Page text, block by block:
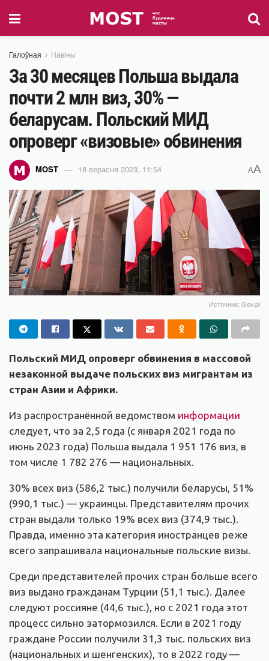
Галоўная Навіны
За 30 месяцев Польша выдала
почти 2 млн виз, 30% —
беларусам. Польский МИД
опроверг «визовые» обвинения
MOST 18 верасня 2023, 11:54 AA
Источник: Gov.pl
Польский МИД опроверг обвинения в массовой
незаконной выдаче польских виз мигрантам из
стран Азии и Африки.
Из распространённой ведомством информации
следует, что за 2,5 года (с января 2021 года по
июнь 2023 года) Польша выдала 1 951 176 виз, в
том числе 1 782 276 — национальных.
30% всех виз (586,2 тыс.) получили беларусы, 51%
(990,1 тыс.) — украинцы. Представителям прочих
стран выдали только 19% всех виз (374,9 тыс.).
Правда, именно эта категория иностранцев реже
всего запрашивала национальные польские визы.
Среди представителей прочих стран больше всего
виз выдано гражданам Турции (51,1 тыс.). Далее
следуют россияне (44,6 тыс.), но с 2021 года этот
процесс сильно затормозился. Если в 2021 году
граждане России получили 31,3 тыс. польских виз
(национальных и шенгенских), то в 2022 году —